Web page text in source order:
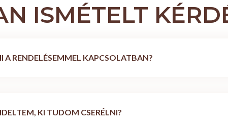
ISMÉTELT
A RENDELÉSEMMEL KAPCSOLATBAN?
KI TUDOM CSERÉLNI?